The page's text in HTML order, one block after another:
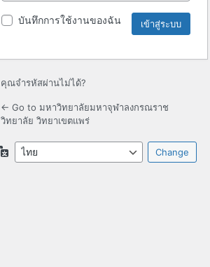
บันทึกการใช้งานของฉัน
คุณจำรหัสผ่านไม่ได้?
← Go to มหาวิทยาลัยมหาจุฬาลงกรณราช
วิทยาลัย วิทยาเขตแพร่
ภาษา